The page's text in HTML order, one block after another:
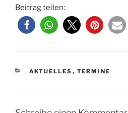
Beitrag teilen:
KATEGORIEN
AKTUELLES , TERMINE